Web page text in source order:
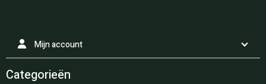
Mijn account
Categorieën